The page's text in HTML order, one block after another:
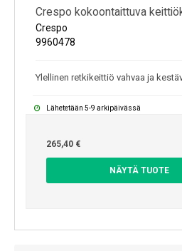
Crespo kokoontaittuva
Crespo
9960478
Ylellinen retkikeittiö vahvaa ja
Lähetetään 5-9 arkipäivässä
265,40 €
NÄYTÄ TUOTE